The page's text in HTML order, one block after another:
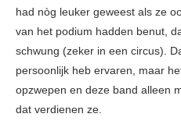
had nòg leuker geweest als ze
van het podium hadden benut,
schwung (zeker in een circus).
persoonlijk heb ervaren, maar
opzwepen en deze band alleen
dat verdienen ze.